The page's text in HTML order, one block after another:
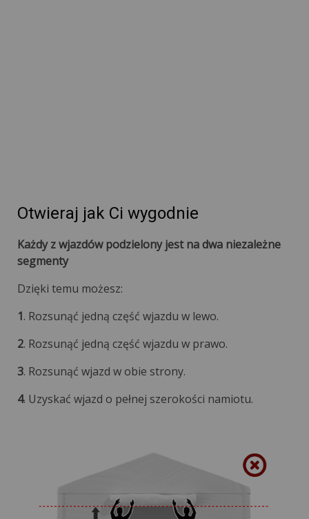
Otwieraj jak Ci wygodnie
Każdy z wjazdów podzielony jest na dwa niezależne
segmenty
Dzięki temu możesz:
1. Rozsunąć jedną część wjazdu w lewo.
2. Rozsunąć jedną część wjazdu w prawo.
3. Rozsunąć wjazd w obie strony.
4. Uzyskać wjazd o pełnej szerokości namiotu.